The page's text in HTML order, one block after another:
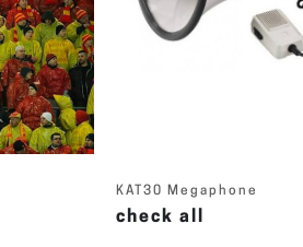
KAT30 Megaphone
check all